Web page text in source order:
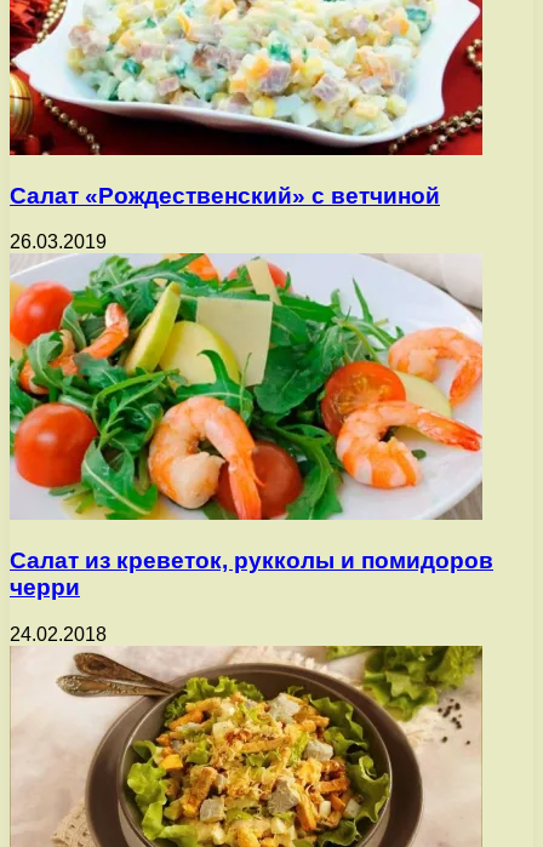
Салат «Рождественский» с ветчиной
26.03.2019
Салат из креветок, рукколы и помидоров
черри
24.02.2018